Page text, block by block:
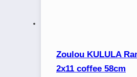
Zoulou KULULA
2x11 coffee 58cm